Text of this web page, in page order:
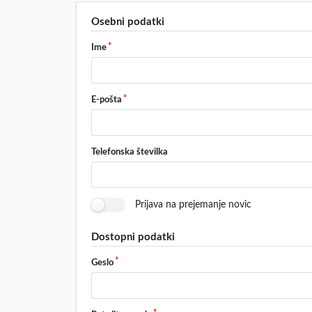
Osebni podatki
Ime
E-pošta
Telefonska številka
Prijava na prejemanje novic
Dostopni podatki
Geslo